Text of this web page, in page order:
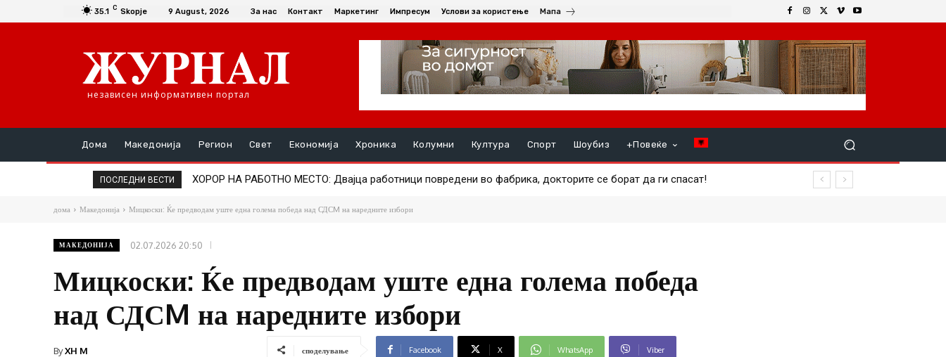
35.1 C Skopje 9 August, 2026 За нас Контакт Маркетинг Импресум Услови за користење Мапа
независен информативен портал
Дома Македонија Регион Свет Економија Хроника Колумни Култура Спорт Шоубиз +Повеќе
ПОСЛЕДНИ ВЕСТИ ХОРОР НА РАБОТНО МЕСТО: Двајца работници повредени во фабрика, докторите се борат да ги спасат!
ИЗБЕГНАТА ТРАГЕДИЈА НА ПОЗНАТИОТ АЕРОДРОМ – Авион за малку ќе удрел во друг, повреден член на екипажот
дома Македонија Мицкоски: Ќе предводам уште една голема победа над СДСM на наредните избори
МАКЕДОНИЈА 02.07.2026 20:50
Мицкоски: Ќе предводам уште една голема победа
над СДСM на наредните избори
ByXH M споделување Facebook X WhatsApp Viber